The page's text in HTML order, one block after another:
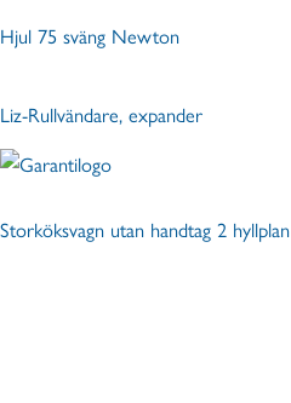
Hjul 75 sväng Newton
Liz-Rullvändare, expander
Storköksvagn utan handtag 2 hyllplan